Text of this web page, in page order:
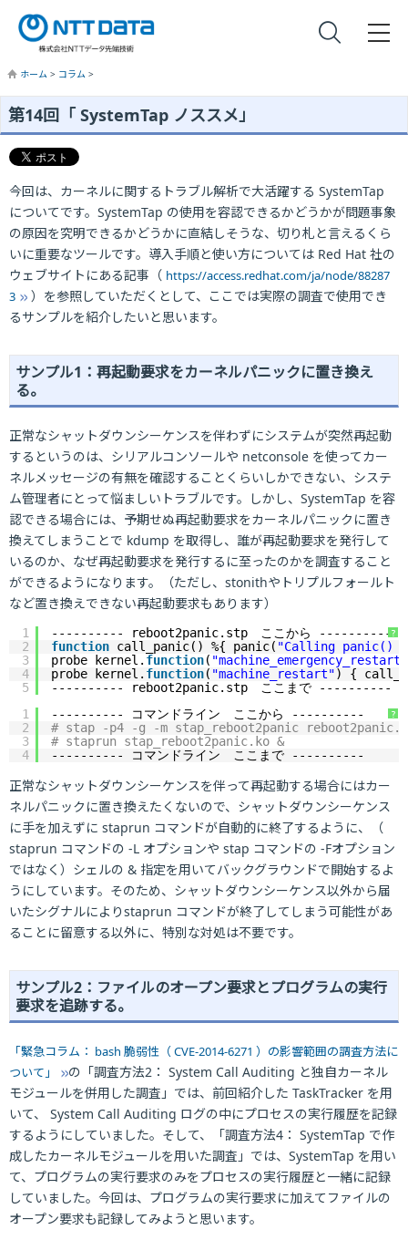
ホーム > コラム >
第14回「 SystemTap ノススメ」
今回は、カーネルに関するトラブル解析で大活躍する SystemTap
についてです。SystemTap の使用を容認できるかどうかが問題事象
の原因を究明できるかどうかに直結しそうな、切り札と言えるくら
いに重要なツールです。導入手順と使い方については Red Hat 社の
ウェブサイトにある記事（ https://access.redhat.com/ja/node/88287
3
）を参照していただくとして、ここでは実際の調査で使用でき
るサンプルを紹介したいと思います。
サンプル1：再起動要求をカーネルパニックに置き換え
る。
正常なシャットダウンシーケンスを伴わずにシステムが突然再起動
するというのは、シリアルコンソールや netconsole を使ってカー
ネルメッセージの有無を確認することくらいしかできない、システ
ム管理者にとって悩ましいトラブルです。しかし、SystemTap を容
認できる場合には、予期せぬ再起動要求をカーネルパニックに置き
換えてしまうことで kdump を取得し、誰が再起動要求を発行して
いるのか、なぜ再起動要求を発行するに至ったのかを調査すること
ができるようになります。（ただし、stonithやトリプルフォールト
など置き換えできない再起動要求もあります）
?
1
2
3
4
5
---------- reboot2panic.stp　ここから ----------
function call_panic() %{ panic( "Calling panic()
probe kernel. function( "machine_emergency_restart"
probe kernel. function( "machine_restart") {
---------- reboot2panic.stp　ここまで ----------
?
1
2
3
4
---------- コマンドライン　ここから ----------
# stap -p4 -g -m stap_reboot2panic
# staprun stap_reboot2panic.ko &
---------- コマンドライン　ここまで ----------
正常なシャットダウンシーケンスを伴って再起動する場合にはカー
ネルパニックに置き換えたくないので、シャットダウンシーケンス
に手を加えずに staprun コマンドが自動的に終了するように、（
staprun コマンドの -L オプションや stap コマンドの -Fオプション
ではなく）シェルの & 指定を用いてバックグラウンドで開始するよ
うにしています。そのため、シャットダウンシーケンス以外から届
いたシグナルによりstaprun コマンドが終了してしまう可能性があ
ることに留意する以外に、特別な対処は不要です。
サンプル2：ファイルのオープン要求とプログラムの実行
要求を追跡する。
「緊急コラム： bash 脆弱性（ CVE-2014-6271 ）の影響範囲の調査方法に
ついて」
の「調査方法2： System Call Auditing と独自カーネル
モジュールを併用した調査」では、前回紹介した TaskTracker を用
いて、 System Call Auditing ログの中にプロセスの実行履歴を記録
するようにしていました。そして、「調査方法4： SystemTap で作
成したカーネルモジュールを用いた調査」では、SystemTap を用い
て、プログラムの実行要求のみをプロセスの実行履歴と一緒に記録
していました。今回は、プログラムの実行要求に加えてファイルの
オープン要求も記録してみようと思います。